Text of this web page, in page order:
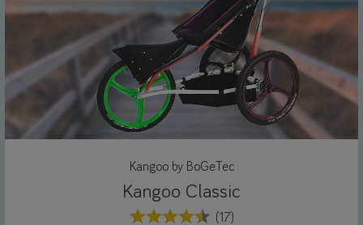
Kangoo by BoGeTec
Kangoo Classic
(17)